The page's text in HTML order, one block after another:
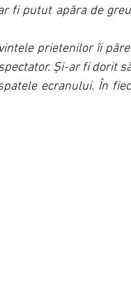
fi putut apăra de
prietenilor îi
Și-ar fi dorit
ecranului. În